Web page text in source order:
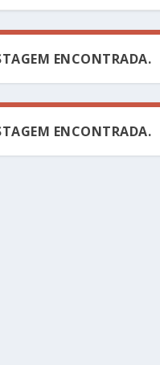
ENCONTRADA.
ENCONTRADA.